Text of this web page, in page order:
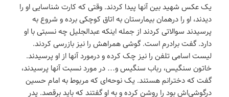
یک عکس شهید بین آنها پیدا کردند. وقتی که کارت شناسایی او را
دیدند، او را درهمان بیمارستان به اتاق کوچکی برده و شروع به
پرسیدند سوالاتی کردند از جمله اینکه عبدالجلیل چه نسبتی با او
دارد. گفت برادرم است. گوشی همراهش را نیز بازرسی کردند.
لیست اسامی تلفن را نیز چک کرده و درمورد آنها از او پرسیدند.
خاتون سنگیس، رباب سنگیس و… در مورد نسبت آنها پرسیدند،
گفت که دخترانم هستند. یک نوحه‌ای که مربوط به امام حسین
درگوشی‌اش بود را روشن کرده و به او گفتند که باید برقصد. پدر